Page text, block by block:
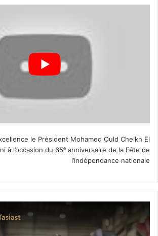
le Président Mohamed Ould Cheikh El
à l’occasion du 65ᵉ anniversaire de la Fête de
l’Indépendance nationale